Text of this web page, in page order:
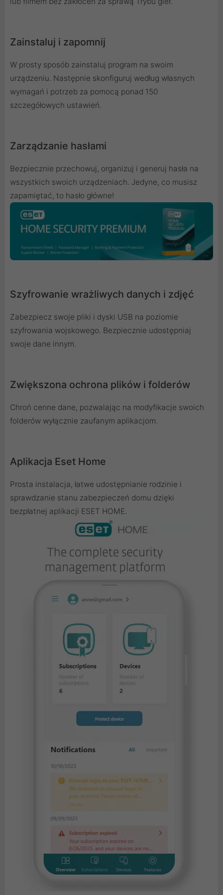
Zainstaluj i zapomnij
W prosty sposób zainstaluj program na swoim
urządzeniu. Następnie skonfiguruj według własnych
wymagań i potrzeb za pomocą ponad 150
szczegółowych ustawień.
Zarządzanie hasłami
Bezpiecznie przechowuj, organizuj i generuj hasła na
wszystkich swoich urządzeniach. Jedyne, co musisz
zapamiętać, to hasło główne!
Szyfrowanie wrażliwych danych i zdjęć
Zabezpiecz swoje pliki i dyski USB na poziomie
szyfrowania wojskowego. Bezpiecznie udostępniaj
swoje dane innym.
Zwiększona ochrona plików i folderów
Chroń cenne dane, pozwalając na modyfikacje swoich
folderów wyłącznie zaufanym aplikacjom.
Aplikacja Eset Home
Prosta instalacja, łatwe udostępnianie rodzinie i
sprawdzanie stanu zabezpieczeń domu dzięki
bezpłatnej aplikacji ESET HOME.